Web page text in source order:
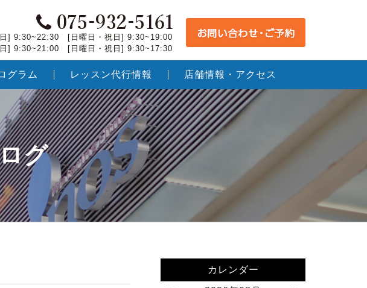
日] 9:30~22:30 [日曜日・祝日] 9:30~19:00
日] 9:30~21:00 [日曜日・祝日] 9:30~17:30
グラム レッスン代行情報 店舗情報・アクセス
グ
カレンダー